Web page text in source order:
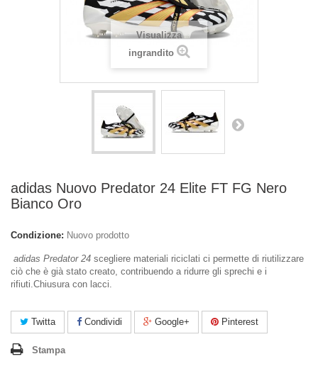
Visualizza
ingrandito
adidas Nuovo Predator 24 Elite FT FG Nero
Bianco Oro
Condizione: Nuovo prodotto
adidas Predator 24 scegliere materiali riciclati ci permette di riutilizzare
ciò che è già stato creato, contribuendo a ridurre gli sprechi e i
rifiuti.Chiusura con lacci.
Twitta Condividi Google+ Pinterest
Stampa